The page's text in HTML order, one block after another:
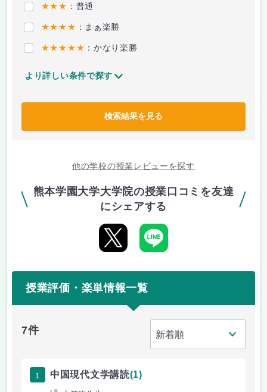
★★★ ：普通
★★★★ ：まぁ楽勝
★★★★★ ：かなり楽勝
より詳しい条件で探す
検索結果を見る
他の学校の授業レビューを探す
熊本学園大学大学院の授業口コミを友達
にシェアする
授業評価・楽単情報一覧
7件
1 中国現代文学講読(1)